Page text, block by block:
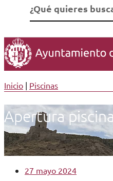
Inicio | Piscinas
Apertura
27 mayo 2024